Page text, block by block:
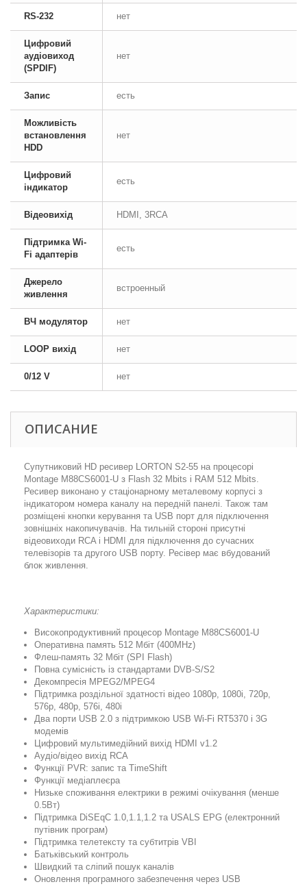
RS-232 нет
Цифровий
аудіовиход
(SPDIF)
нет
Запис есть
Можливість
встановлення
HDD
нет
Цифровий
індикатор
есть
Відеовихід HDMI, 3RCA
Підтримка Wi-
Fi адаптерів
есть
Джерело
живлення
встроенный
ВЧ модулятор нет
LOOP вихід нет
0/12 V нет
ОПИСАНИЕ
Супутниковий HD ресивер LORTON S2-55 на процесорі
Montage M88CS6001-U з Flash 32 Mbits і RAM 512 Mbits.
Ресивер виконано у стаціонарному металевому корпусі з
індикатором номера каналу на передній панелі. Також там
розміщені кнопки керування та USB порт для підключення
зовнішніх накопичувачів. На тильній стороні присутні
відеовиходи RCA і HDMI для підключення до сучасних
телевізорів та другого USB порту. Ресівер має вбудований
блок живлення.
Характеристики:
Високопродуктивний процесор Montage M88CS6001-U
Оперативна память 512 Мбіт (400MHz)
Флеш-память 32 Мбіт (SPI Flash)
Повна сумісність із стандартами DVB-S/S2
Декомпресія MPEG2/MPEG4
Підтримка роздільної здатності відео 1080p, 1080i, 720p,
576p, 480p, 576i, 480i
Два порти USB 2.0 з підтримкою USB Wi-Fi RT5370 і 3G
модемів
Цифровий мультимедійний вихід HDMI v1.2
Аудіо/відео вихід RCA
Функції PVR: запис та TimeShift
Функції медіаплеєра
Низьке споживання електрики в режимі очікування (менше
0.5Вт)
Підтримка DiSEqC 1.0,1.1,1.2 та USALS EPG (електронний
путівник програм)
Підтримка телетексту та субтитрів VBI
Батьківський контроль
Швидкий та сліпий пошук каналів
Оновлення програмного забезпечення через USB